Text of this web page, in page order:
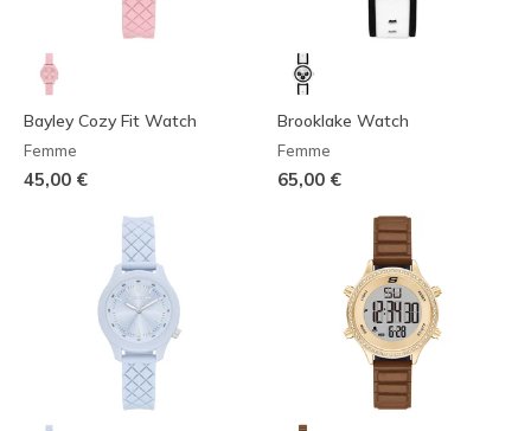
Bayley Cozy Fit Watch
Femme
45,00 €
Brooklake Watch
Femme
65,00 €